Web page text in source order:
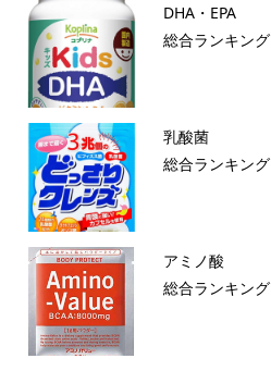
DHA・EPA
総合ランキング
乳酸菌
総合ランキング
アミノ酸
総合ランキング